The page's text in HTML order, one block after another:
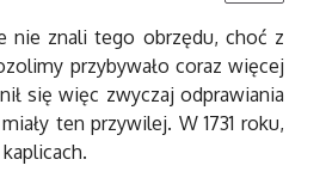
nie znali tego obrzędu, choć z
przybywało coraz więcej
się więc zwyczaj odprawiania
ten przywilej. W 1731 roku,